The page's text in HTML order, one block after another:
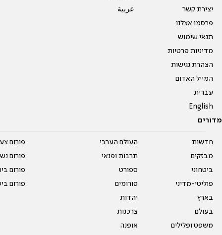
יצירת קשר
פרסמו אצלנו
תנאי שימוש
מדיניות פרטיות
הצהרת נגישות
המייל האדום
עברית
English
عربية
מדורים
חדשות
מבזקים
ביטחוני
פוליטי-מדיני
בארץ
בעולם
משפט ופלילים
העולם הערבי
תרבות ופנאי
ספורט
פורומים
יהדות
צרכנות
אופנה
פורום
פורום
פורום
פורום